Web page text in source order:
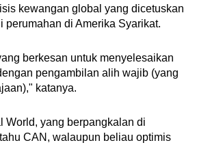
kewangan global yang dicetuskan
perumahan di Amerika Syarikat.
berkesan untuk menyelesaikan
pengambilan alih wajib (yang
katanya.
World, yang berpangkalan di
CAN, walaupun beliau optimis